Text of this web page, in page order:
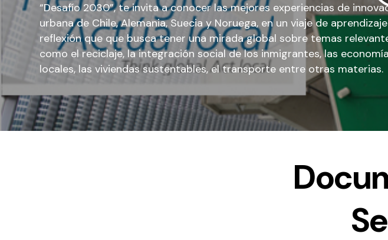
“Desafío 2030”, te invita a conocer las mejores experiencias de
urbana de Chile, Alemania, Suecia y Noruega, en un viaje de
reflexión que que busca tener una mirada global sobre temas
como el reciclaje, la integración social de los inmigrantes, las
locales, las viviendas sustentables, el transporte entre otras materias.